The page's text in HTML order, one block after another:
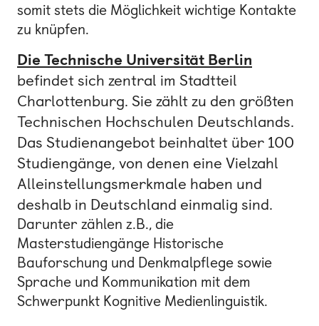
somit stets die Möglichkeit wichtige Kontakte
zu knüpfen.
Die Technische Universität Berlin
befindet sich zentral im Stadtteil
Charlottenburg. Sie zählt zu den größten
Technischen Hochschulen Deutschlands.
Das Studienangebot beinhaltet über 100
Studiengänge, von denen eine Vielzahl
Alleinstellungsmerkmale haben und
deshalb in Deutschland einmalig sind.
Darunter zählen z.B., die
Masterstudiengänge Historische
Bauforschung und Denkmalpflege sowie
Sprache und Kommunikation mit dem
Schwerpunkt Kognitive Medienlinguistik.